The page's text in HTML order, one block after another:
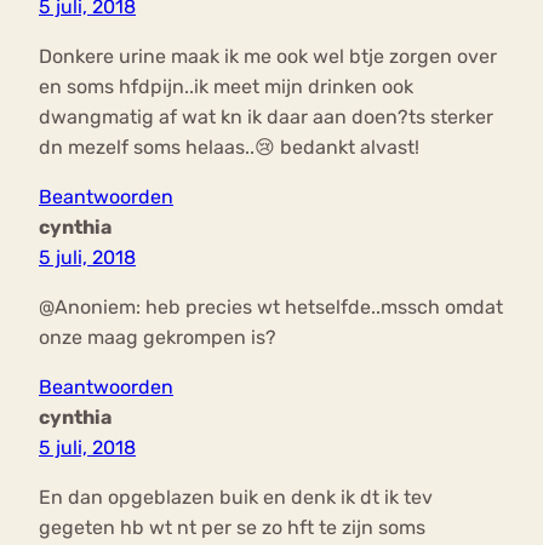
5 juli, 2018
Donkere urine maak ik me ook wel btje zorgen over
en soms hfdpijn..ik meet mijn drinken ook
dwangmatig af wat kn ik daar aan doen?ts sterker
dn mezelf soms helaas..😢 bedankt alvast!
Beantwoorden
cynthia
5 juli, 2018
@Anoniem: heb precies wt hetselfde..mssch omdat
onze maag gekrompen is?
Beantwoorden
cynthia
5 juli, 2018
En dan opgeblazen buik en denk ik dt ik tev
gegeten hb wt nt per se zo hft te zijn soms